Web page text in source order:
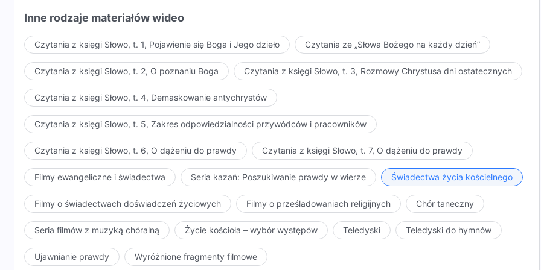
Inne rodzaje materiałów wideo
Czytania z księgi Słowo, t. 1, Pojawienie się Boga i Jego dzieło Czytania ze „Słowa Bożego na każdy dzień”
Czytania z księgi Słowo, t. 2, O poznaniu Boga Czytania z księgi Słowo, t. 3, Rozmowy Chrystusa dni ostatecznych
Czytania z księgi Słowo, t. 4, Demaskowanie antychrystów
Czytania z księgi Słowo, t. 5, Zakres odpowiedzialności przywódców i pracowników
Czytania z księgi Słowo, t. 6, O dążeniu do prawdy Czytania z księgi Słowo, t. 7, O dążeniu do prawdy
Filmy ewangeliczne i świadectwa Seria kazań: Poszukiwanie prawdy w wierze Świadectwa życia kościelnego
Filmy o świadectwach doświadczeń życiowych Filmy o prześladowaniach religijnych Chór taneczny
Seria filmów z muzyką chóralną Życie kościoła – wybór występów Teledyski Teledyski do hymnów
Ujawnianie prawdy Wyróżnione fragmenty filmowe